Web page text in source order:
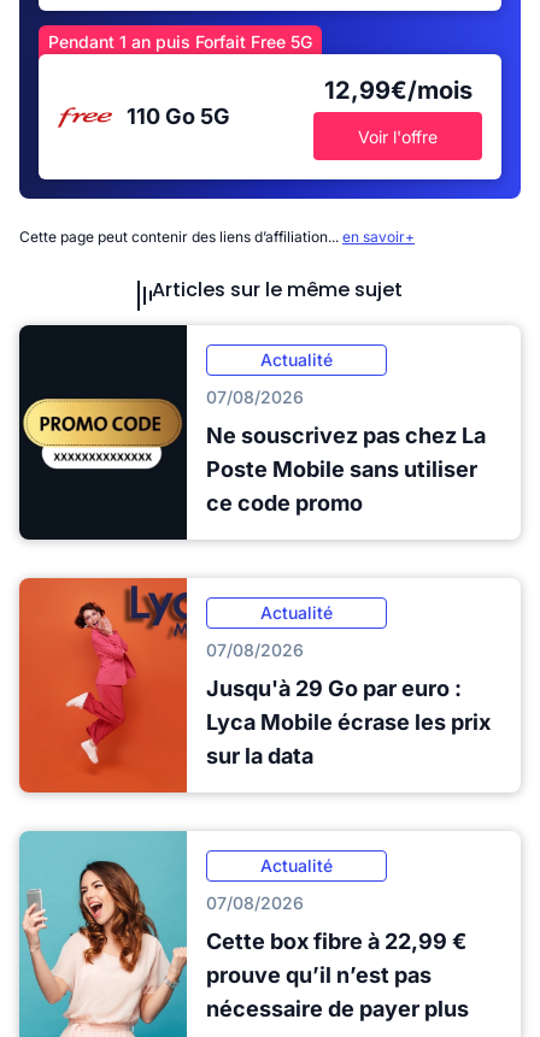
Pendant 1 an puis Forfait Free 5G
110 Go 5G
12,99€/mois
Voir l'offre
Cette page peut contenir des liens d’affiliation... en savoir+
Articles sur le même sujet
Actualité
07/08/2026
Ne souscrivez pas chez La
Poste Mobile sans utiliser
ce code promo
Actualité
07/08/2026
Jusqu'à 29 Go par euro :
Lyca Mobile écrase les prix
sur la data
Actualité
07/08/2026
Cette box fibre à 22,99 €
prouve qu’il n’est pas
nécessaire de payer plus